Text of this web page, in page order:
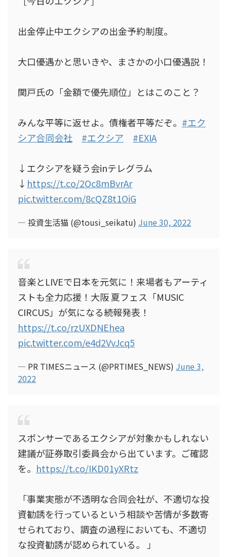
出金停止中エクシアの出金予約制度。
大口優遇かと思いきや、まさかの小口優遇説！
関戸氏の「金額で優先順位」とはこのこと？
みんな平等に返せよ。債権者平等だぞ。 #エク
シア合同会社
#エクシア #EXIA
↓エクシアを疑う会inテレグラム
↓ https://t.co/2Oc8mBvrAr
pic.twitter.com/8cQZ8t1OiG
— 投資生活猫 (@tousi_seikatu) June 30, 2022
音楽とLIVEで日本を元気に！来場者もアーティ
ストも全力応援！大阪 夏フェス「MUSIC
CIRCUS」が気になる続報発表！
https://t.co/rzUXDNEhea
pic.twitter.com/e4d2VvJcq5
— PR TIMESニュース (@PRTIMES_NEWS) June 3,
2022
スポンサーであるエクシアが対象かもしれない
建議が証券取引委員会から出ています。ご確認
を。 https://t.co/IKD01yXRtz
「事業実態が不透明な合同会社が、不適切な投
資勧誘を行っているという相談や苦情が多数寄
せられており、調査の過程においても、不適切
な投資勧誘が認められている。 」